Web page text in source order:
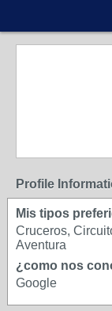
Profile
Mis tipos
Cruceros,
Aventura
¿como nos
Google